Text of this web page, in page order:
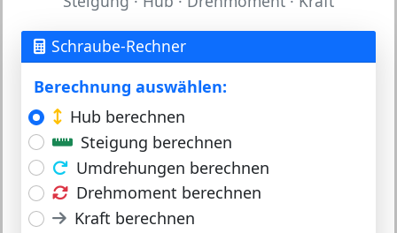
Schraube-Rechner
Berechnung auswählen:
Hub berechnen
Steigung berechnen
Umdrehungen berechnen
Drehmoment berechnen
Kraft berechnen